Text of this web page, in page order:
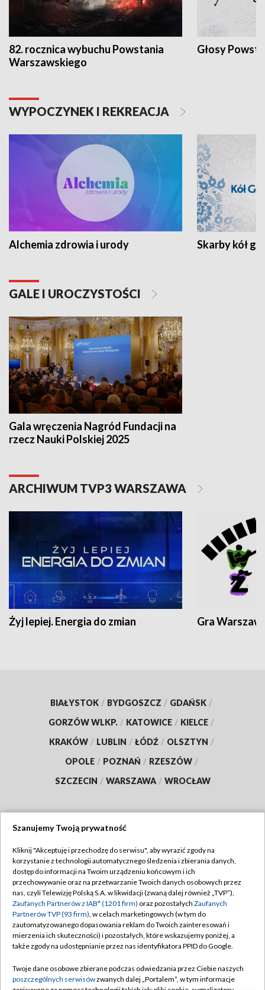
82. rocznica wybuchu Powstania
Warszawskiego
Głosy
WYPOCZYNEK I REKREACJA
Alchemia zdrowia i urody Skarby kół
GALE I UROCZYSTOŚCI
Gala wręczenia Nagród Fundacji na
rzecz Nauki Polskiej 2025
ARCHIWUM TVP3 WARSZAWA
Żyj lepiej. Energia do zmian Gra
BIAŁYSTOK / BYDGOSZCZ / GDAŃSK /
GORZÓW WLKP. / KATOWICE / KIELCE /
KRAKÓW / LUBLIN / ŁÓDŹ / OLSZTYN /
OPOLE / POZNAŃ / RZESZÓW /
SZCZECIN / WARSZAWA / WROCŁAW
TVP
Abonament TVP
Emisja w TVP
Centrum informacji TVP
Naziemna Telewizja Cyfrowa
Rada Programowa
Regulamin TVP
Polityka prywatności
Moje zgody
Pomoc
Kontakt
Szanujemy Twoją prywatność
Kliknij "Akceptuję i przechodzę do serwisu", aby wyrazić zgody na
korzystanie z technologii automatycznego śledzenia i zbierania danych,
dostęp do informacji na Twoim urządzeniu końcowym i ich
przechowywanie oraz na przetwarzanie Twoich danych osobowych przez
nas, czyli Telewizję Polską S.A. w likwidacji (zwaną dalej również „TVP”),
Zaufanych Partnerów z IAB* (1201 firm) oraz pozostałych Zaufanych
Partnerów TVP (93 firm), w celach marketingowych (w tym do
zautomatyzowanego dopasowania reklam do Twoich zainteresowań i
mierzenia ich skuteczności) i pozostałych, które wskazujemy poniżej, a
także zgody na udostępnianie przez nas identyfikatora PPID do Google.
Twoje dane osobowe zbierane podczas odwiedzania przez Ciebie naszych
poszczególnych serwisówzwanych dalej „Portalem”, w tym informacje